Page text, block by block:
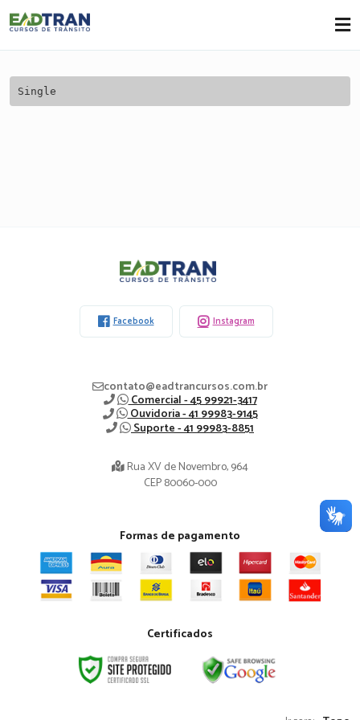
Eadtran
-
Single
Eadtran
Facebook Instagram
contato@eadtrancursos.com.br
Comercial - 45 99921-3417
Ouvidoria - 41 99983-9145
Suporte - 41 99983-8851
Rua XV de Novembro, 964
CEP 80060-000
Formas de pagamento
Certificados